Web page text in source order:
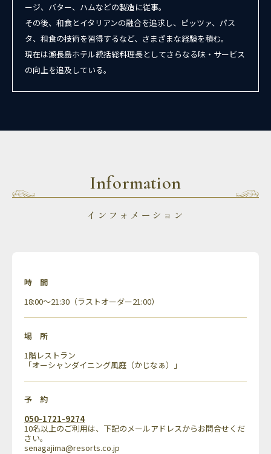
ージ、バター、ハムなどの製造に従事。
その後、和食とイタリアンの融合を追求し、ピッツァ、パス
タ、和食の技術を習得するなど、さまざまな経験を積む。
現在は瀬長島ホテル統括総料理長としてさらなる味・サービス
の向上を追及している。
Information
インフォメーション
時間
18:00〜21:30（ラストオーダー21:00）
場所
1階レストラン
「オーシャンダイニング風庭（かじなぁ）」
予約
050-1721-9274
10名以上のご利用は、下記のメールアドレスからお問合せくだ
さい。
senagajima@resorts.co.jp